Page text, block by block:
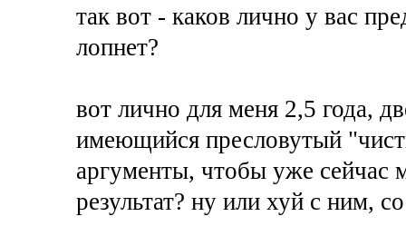
так вот - каков лично у вас
лопнет?
вот лично для меня 2,5 года,
имеющийся пресловутый
аргументы, чтобы уже сейчас
результат? ну или хуй с ним,